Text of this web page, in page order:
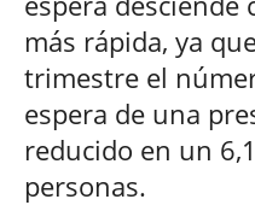
más rápida, ya
trimestre el
espera de una
reducido en un
personas.